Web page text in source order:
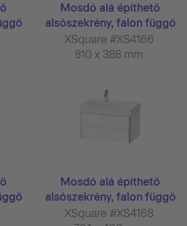
Mosdó alá építhető
alsószekrény, falon függő
...
XSquare #XS4166
810 x 388 mm
Mosdó alá építhető
alsószekrény, falon függő
...
XSquare #XS4168